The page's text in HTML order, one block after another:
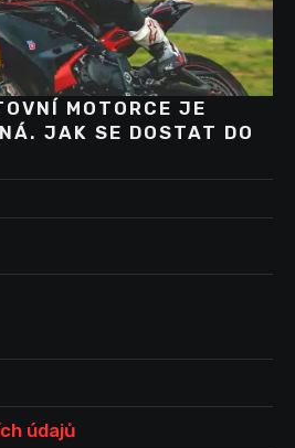
MOTORCE JE
JAK SE DOSTAT DO
údajů